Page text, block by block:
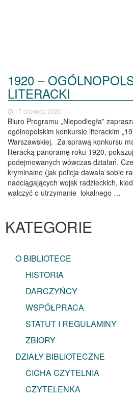
1920 –
LITERACKI
17 czerwca 2020
Biuro Programu „Niepodległa”
ogólnopolskim konkursie literackim
Warszawskiej. Za sprawą konkursu
literacką panoramę roku 1920,
podejmowanych wówczas działań.
kryminalne (jak policja dawała sobie
nadciągających wojsk radzieckich,
walczyć o utrzymanie lokalnego …
KATEGORIE
O BIBLIOTECE
HISTORIA
DARCZYŃCY
WSPÓŁPRACA
STATUT I REGULAMINY
ZBIORY
DZIAŁY BIBLIOTECZNE
CICHA CZYTELNIA
CZYTELENKA